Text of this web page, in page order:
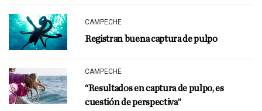
CAMPECHE
Registran buena captura de pulpo
CAMPECHE
“Resultados en captura de pulpo, es
cuestión de perspectiva”